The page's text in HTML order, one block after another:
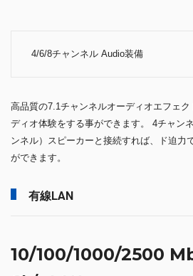
4/6/8チャンネル Audio装備
高品質の7.1チャンネルオーディオエフェ
ディオ体験をする事ができます。 4チャン
ンネル）スピーカーと接続すれば、ド迫力
ができます。
有線LAN
10/100/1000/2500